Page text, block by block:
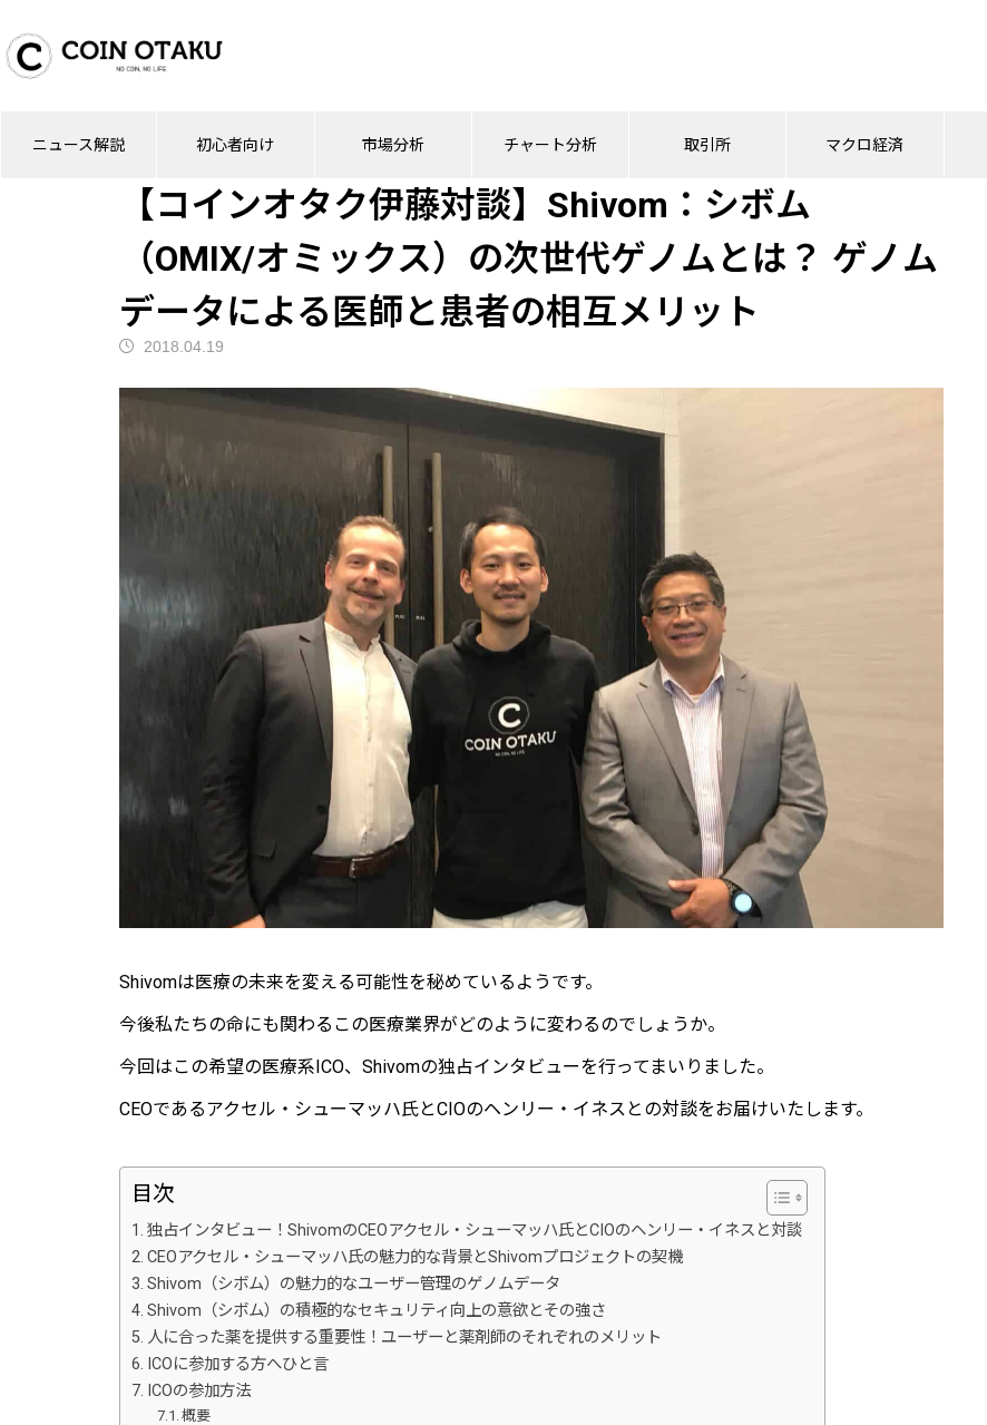
ニュース解説 初心者向け 市場分析 チャート分析 取引所 マクロ経済
仮想通貨
【コインオタク伊藤対談】Shivom：シボム
（OMIX/オミックス）の次世代ゲノムとは？ ゲノム
データによる医師と患者の相互メリット
2018.04.19
Shivomは医療の未来を変える可能性を秘めているようです。
今後私たちの命にも関わるこの医療業界がどのように変わるのでしょうか。
今回はこの希望の医療系ICO、Shivomの独占インタビューを行ってまいりました。
CEOであるアクセル・シューマッハ氏とCIOのヘンリー・イネスとの対談をお届けいたします。
目次
独占インタビュー！ShivomのCEOアクセル・シューマッハ氏とCIOのヘンリー・イネスと対談
CEOアクセル・シューマッハ氏の魅力的な背景とShivomプロジェクトの契機
Shivom（シボム）の魅力的なユーザー管理のゲノムデータ
Shivom（シボム）の積極的なセキュリティ向上の意欲とその強さ
人に合った薬を提供する重要性！ユーザーと薬剤師のそれぞれのメリット
ICOに参加する方へひと言
ICOの参加方法
概要